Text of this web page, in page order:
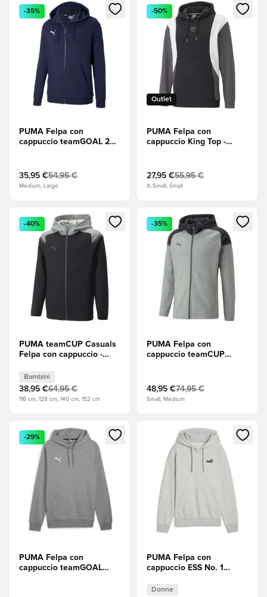
Apre una finestra modale per accedere o registrarsi come
-35%
PUMA Felpa con
cappuccio teamGOAL 23
35,95 €54,95 €
Medium, Large
Apre una finestra modale
Outlet
-50%
PUMA Felpa con
cappuccio King Top -
White (Bianco)
27,95 €55,95 €
X-Small, Small
Apre una finestra modale per accedere o registrarsi come
-40%
PUMA teamCUP Casuals
Felpa con cappuccio -
Heather (Grigio mélange)
Bambini
Bambini
38,95 €64,95 €
116 cm, 128 cm, 140 cm, 152 cm
Apre una finestra modale
-35%
PUMA Felpa con
cappuccio teamCUP
mélange)/PUMA Black
(Nero)
48,95 €74,95 €
Small, Medium
Apre una finestra modale per accedere o registrarsi come
-29%
PUMA Felpa con
cappuccio teamGOAL
Apre una finestra modale
PUMA Felpa con
cappuccio ESS No. 1
Donne